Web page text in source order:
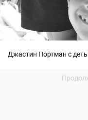
Джастин Портман с